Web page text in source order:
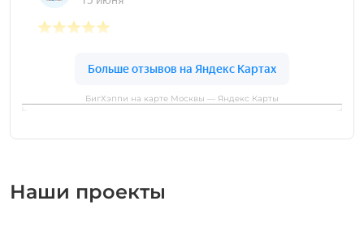
БигХэппи на карте Москвы — Яндекс Карты
Наши проекты